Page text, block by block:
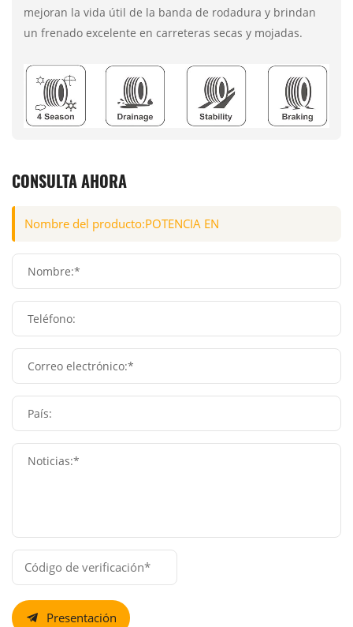
mejoran la vida útil de la banda de rodadura y brindan
un frenado excelente en carreteras secas y mojadas.
CONSULTA AHORA
Nombre:*
Teléfono:
Correo electrónico:*
País:
Noticias:*
Presentación